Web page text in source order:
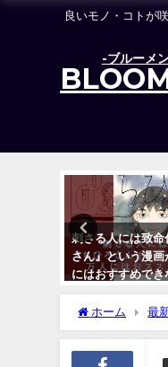
良いモノ・コトが
-ブルーメ
刺さる人には致命
さん』という漫
にはおすすめでき
ホーム 最